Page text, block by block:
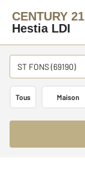
CENTURY 21
Hestia LDI
ST FONS (69190)
Tous Maison